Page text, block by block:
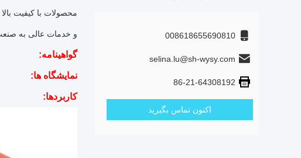
008618655690810
selina.lu@sh-wysy.com
86-21-64308192
اکنون تماس بگیرید
محصولات با کیفیت
و خدمات عالی به
گواهینامه:
نمایشگاه ها:
کاربردها: